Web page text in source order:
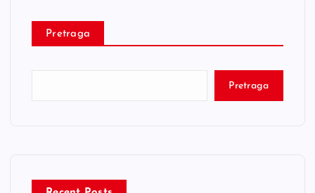
Pretraga
Pretraga